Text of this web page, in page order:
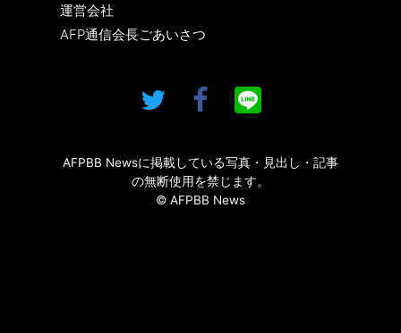
運営会社
AFP通信会長ごあいさつ
AFPBB Newsに掲載している写真・見出し・記事
の無断使用を禁じます。
© AFPBB News